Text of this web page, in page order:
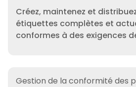
Créez, maintenez et
étiquettes complètes et
conformes à des exigences
Gestion de la conformité des